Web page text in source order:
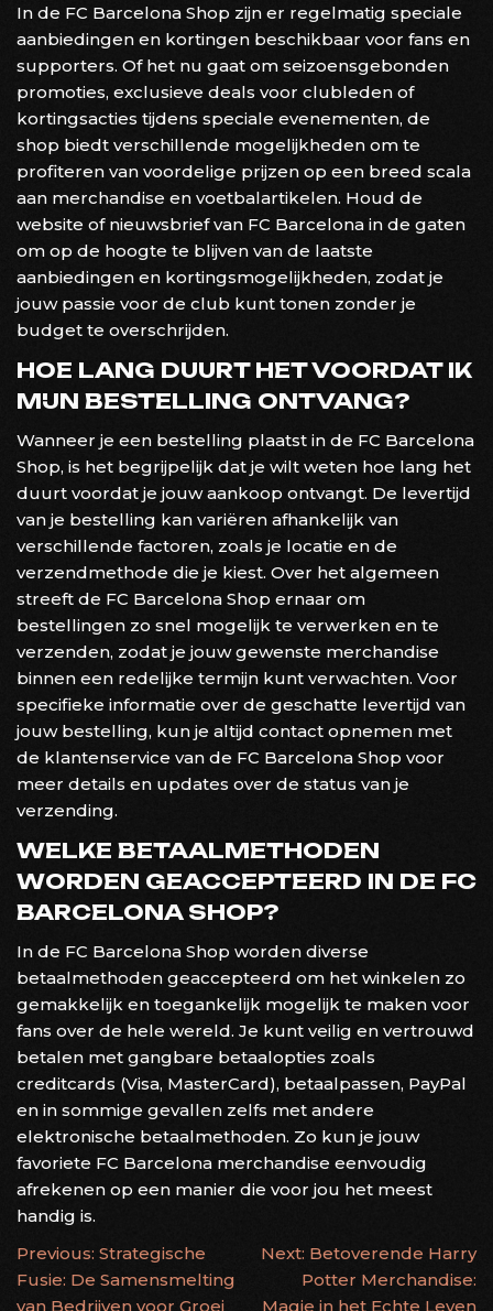
In de FC Barcelona Shop zijn er regelmatig speciale
aanbiedingen en kortingen beschikbaar voor fans en
supporters. Of het nu gaat om seizoensgebonden
promoties, exclusieve deals voor clubleden of
kortingsacties tijdens speciale evenementen, de
shop biedt verschillende mogelijkheden om te
profiteren van voordelige prijzen op een breed scala
aan merchandise en voetbalartikelen. Houd de
website of nieuwsbrief van FC Barcelona in de gaten
om op de hoogte te blijven van de laatste
aanbiedingen en kortingsmogelijkheden, zodat je
jouw passie voor de club kunt tonen zonder je
budget te overschrijden.
HOE LANG DUURT HET VOORDAT IK
MIJN BESTELLING ONTVANG?
Wanneer je een bestelling plaatst in de FC Barcelona
Shop, is het begrijpelijk dat je wilt weten hoe lang het
duurt voordat je jouw aankoop ontvangt. De levertijd
van je bestelling kan variëren afhankelijk van
verschillende factoren, zoals je locatie en de
verzendmethode die je kiest. Over het algemeen
streeft de FC Barcelona Shop ernaar om
bestellingen zo snel mogelijk te verwerken en te
verzenden, zodat je jouw gewenste merchandise
binnen een redelijke termijn kunt verwachten. Voor
specifieke informatie over de geschatte levertijd van
jouw bestelling, kun je altijd contact opnemen met
de klantenservice van de FC Barcelona Shop voor
meer details en updates over de status van je
verzending.
WELKE BETAALMETHODEN
WORDEN GEACCEPTEERD IN DE FC
BARCELONA SHOP?
In de FC Barcelona Shop worden diverse
betaalmethoden geaccepteerd om het winkelen zo
gemakkelijk en toegankelijk mogelijk te maken voor
fans over de hele wereld. Je kunt veilig en vertrouwd
betalen met gangbare betaalopties zoals
creditcards (Visa, MasterCard), betaalpassen, PayPal
en in sommige gevallen zelfs met andere
elektronische betaalmethoden. Zo kun je jouw
favoriete FC Barcelona merchandise eenvoudig
afrekenen op een manier die voor jou het meest
handig is.
BERICHTNAVIGATIE
Previous: Strategische
Fusie: De Samensmelting
van Bedrijven voor Groei
Next: Betoverende Harry
Potter Merchandise:
Magie in het Echte Leven